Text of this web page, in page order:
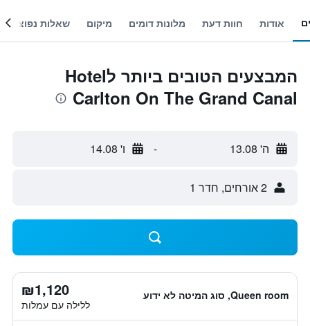
אודות חוות דעת מלונות דומים מיקום שאלות נפוצות
המבצעים הטובים ביותר לHotel
Carlton On The Grand Canal
ה' 13.08 - ו' 14.08
2 אורחים, חדר 1
Queen room, סוג המיטה לא ידוע ₪1,120
ללילה עם עמלות